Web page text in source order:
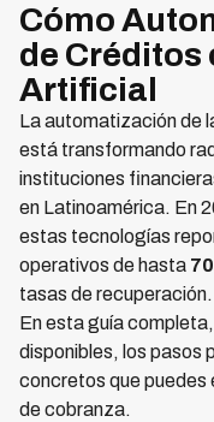
Cómo
de
Artificial
La automatización de
está transformando
instituciones
en Latinoamérica. En
estas tecnologías
operativos de hasta
tasas de recuperación.
En esta guía
disponibles, los pasos
concretos que puedes
de cobranza.